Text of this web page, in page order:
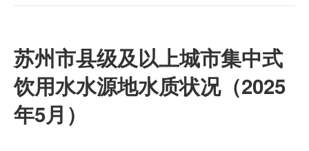
苏州市县级及以上城市集中式
饮用水水源地水质状况（2025
年5月）